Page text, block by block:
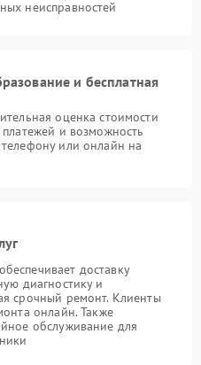
неисправностей
и бесплатная
оценка стоимости
и возможность
или онлайн на
доставку
диагностику и
срочный ремонт. Клиенты
онлайн. Также
обслуживание для